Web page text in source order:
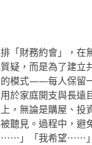
「財務約會」，在
疑，而是為了建立
模式——每人保留
於家庭開支與長遠
，無論是購屋、投
聽見。過程中，避
⋯⋯」「我希望⋯⋯